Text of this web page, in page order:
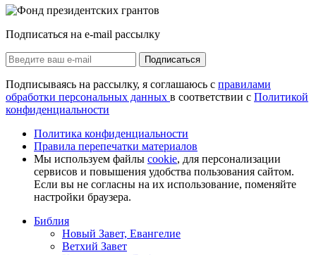
Подписаться на e-mail рассылку
Подписаться
Подписываясь на рассылку, я соглашаюсь с правилами
обработки персональных данных в соответствии с Политикой
конфиденциальности
Политика конфиденциальности
Правила перепечатки материалов
Мы используем файлы cookie, для персонализации
сервисов и повышения удобства пользования сайтом.
Если вы не согласны на их использование, поменяйте
настройки браузера.
Библия
Новый Завет, Евангелие
Ветхий Завет